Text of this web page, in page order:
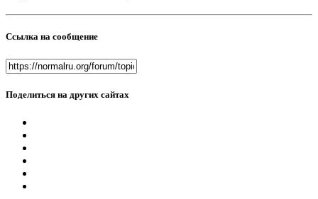
Ссылка на сообщение
Поделиться на других сайтах